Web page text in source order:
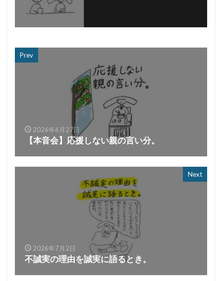
Prev
2026年6月27日
【本音会】応援しない親の言い分。
Next
2026年7月2日
不誠実の理由を誠実に語るとき。